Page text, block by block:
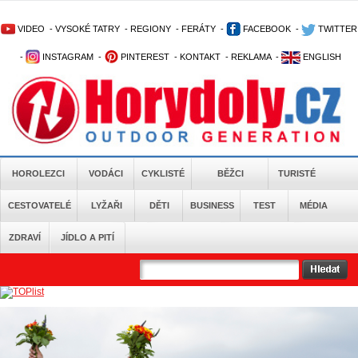
VIDEO - VYSOKÉ TATRY - REGIONY - FERÁTY - FACEBOOK - TWITTER
- INSTAGRAM - PINTEREST - KONTAKT - REKLAMA - ENGLISH
HOROLEZCI VODÁCI CYKLISTÉ BĚŽCI TURISTÉ
CESTOVATELÉ LYŽAŘI DĚTI BUSINESS TEST MÉDIA
ZDRAVÍ JÍDLO A PITÍ